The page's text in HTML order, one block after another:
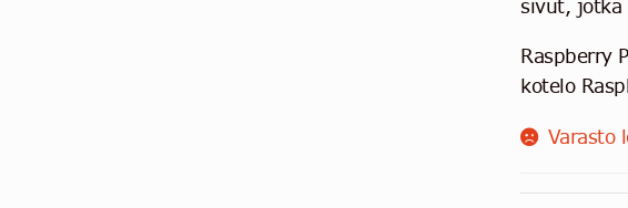
sivut, jotka
Raspberry
kotelo
Varasto